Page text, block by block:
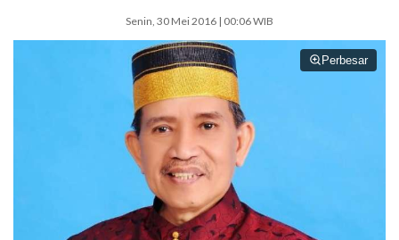
Senin, 30 Mei 2016 | 00:06 WIB
Perbesar